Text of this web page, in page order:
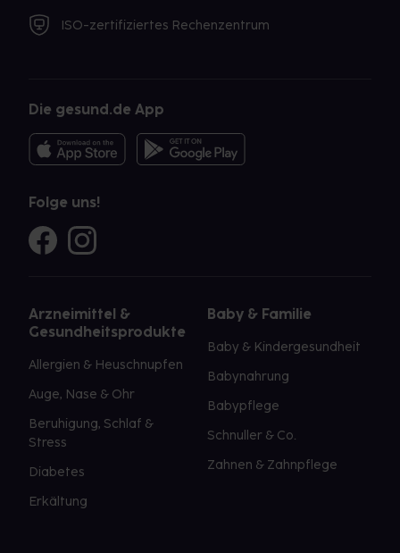
ISO-zertifiziertes Rechenzentrum
Die gesund.de App
Folge uns!
Arzneimittel &
Gesundheitsprodukte
Allergien & Heuschnupfen
Auge, Nase & Ohr
Beruhigung, Schlaf &
Stress
Diabetes
Erkältung
Baby & Familie
Baby & Kindergesundheit
Babynahrung
Babypflege
Schnuller & Co.
Zahnen & Zahnpflege